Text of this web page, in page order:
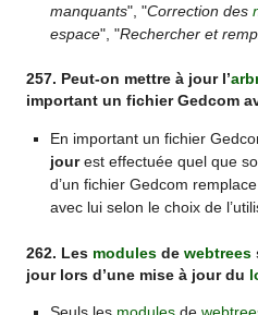
manquants", "Correction des
espace", "Rechercher et
257. Peut-on mettre à jour l’
important un fichier Gedcom
En important un fichier
jourest effectuée quel que
d’un fichier Gedcom
avec lui selon le choix de
262. Les modules dewebtrees
jour lors d’une mise à jour du